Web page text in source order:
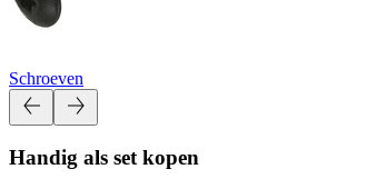
Schroeven
Handig als set kopen